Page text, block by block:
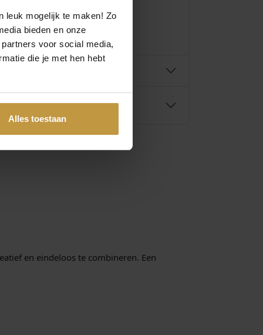
leuk mogelijk te maken! Zo
bieden en onze
voor social media,
die je met hen hebt
Alles toestaan
en eindeloos te combineren. Een